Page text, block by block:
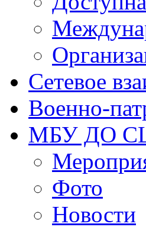
Сетевое
Военно-
МБУ ДО
Фото
Новости